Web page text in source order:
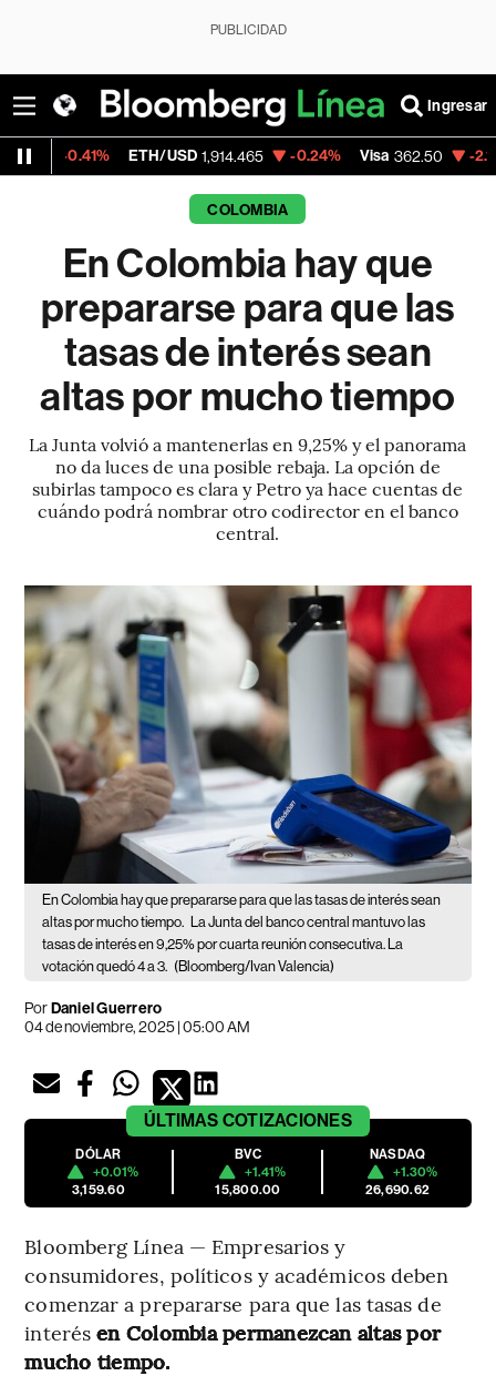
PUBLICIDAD
Ingresar
ETH/USD 1,914.465 -0.24% Visa 362.50 -2.15%
COLOMBIA
En Colombia hay que
prepararse para que las
tasas de interés sean
altas por mucho tiempo
La Junta volvió a mantenerlas en 9,25% y el panorama
no da luces de una posible rebaja. La opción de
subirlas tampoco es clara y Petro ya hace cuentas de
cuándo podrá nombrar otro codirector en el banco
central.
En Colombia hay que prepararse para que las tasas de interés sean
altas por mucho tiempo.
La Junta del banco central mantuvo las
tasas de interés en 9,25% por cuarta reunión consecutiva. La
votación quedó 4 a 3. (Bloomberg/Ivan Valencia)
PorDaniel Guerrero
04 de noviembre, 2025 | 05:00 AM
ÚLTIMAS COTIZACIONES
DÓLAR
+0.01%
3,159.60
BVC
+1.41%
15,800.00
NASDAQ
+1.30%
26,690.62
Bloomberg Línea — Empresarios y
consumidores, políticos y académicos deben
comenzar a prepararse para que las tasas de
interésen Colombia permanezcan altas por
mucho tiempo.